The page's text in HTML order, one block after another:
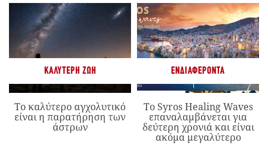
ΚΑΛΎΤΕΡΗ ΖΩΉ
Το καλύτερο αγχολυτικό
είναι η παρατήρηση των
άστρων
ΕΝΔΙΑΦΈΡΟΝΤΑ
Το Syros Healing Waves
επαναλαμβάνεται για
δεύτερη χρονιά και είναι
ακόμα μεγαλύτερο